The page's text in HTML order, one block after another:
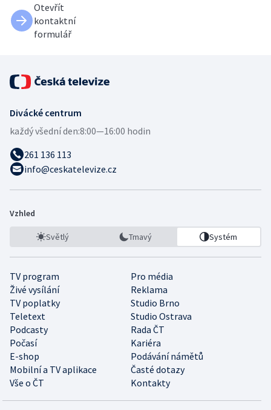
Otevřít
kontaktní
formulář
Divácké centrum
každý všední den:8:00—16:00 hodin
261 136 113
info@ceskatelevize.cz
Vzhled
Světlý Tmavý Systém
TV program
Pro média
Živé vysílání
Reklama
TV poplatky
Studio Brno
Teletext
Studio Ostrava
Podcasty
Rada ČT
Počasí
Kariéra
E-shop
Podávání námětů
Mobilní a TV aplikace
Časté dotazy
Vše o ČT
Kontakty